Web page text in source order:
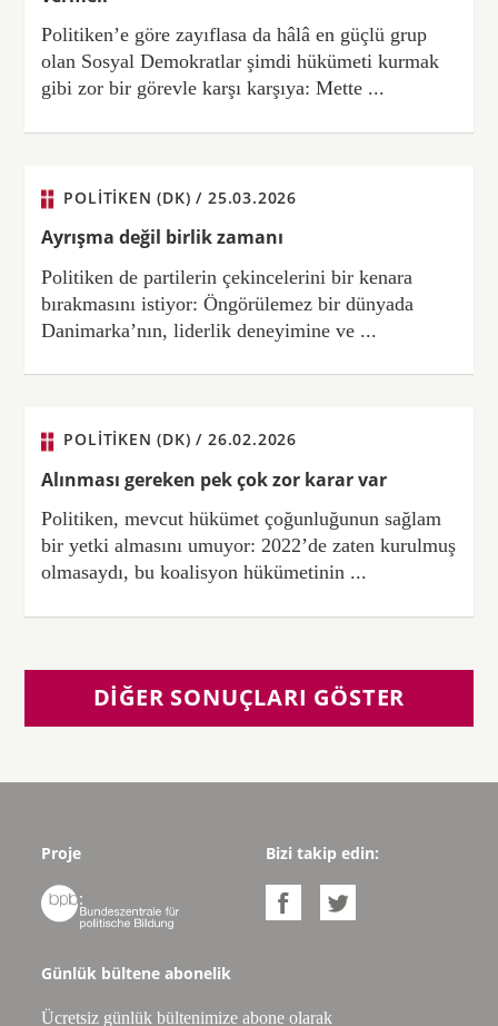
Politiken’e göre zayıflasa da hâlâ en güçlü grup
olan Sosyal Demokratlar şimdi hükümeti kurmak
gibi zor bir görevle karşı karşıya: Mette ...
POLITIKEN (DK) / 25.03.2026
Ayrışma değil birlik zamanı
Politiken de partilerin çekincelerini bir kenara
bırakmasını istiyor: Öngörülemez bir dünyada
Danimarka’nın, liderlik deneyimine ve ...
POLITIKEN (DK) / 26.02.2026
Alınması gereken pek çok zor karar var
Politiken, mevcut hükümet çoğunluğunun sağlam
bir yetki almasını umuyor: 2022’de zaten kurulmuş
olmasaydı, bu koalisyon hükümetinin ...
DIĞER SONUÇLARI GÖSTER
Proje

Bizi takip edin:
 
Günlük bültene abonelik
Ücretsiz günlük bültenimize abone olarak